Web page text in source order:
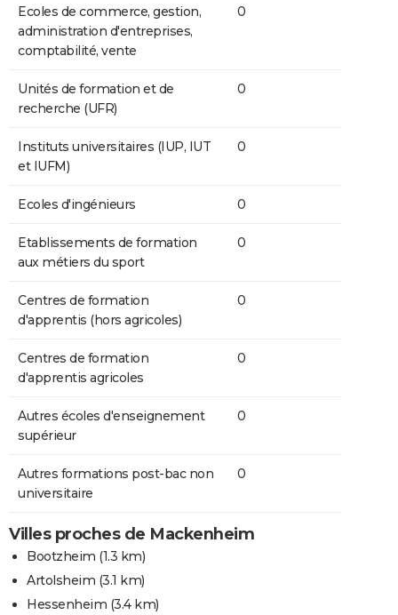
Ecoles de commerce, gestion,
administration d'entreprises,
comptabilité, vente
0
Unités de formation et de
recherche (UFR)
0
Instituts universitaires (IUP, IUT
et IUFM)
0
Ecoles d'ingénieurs 0
Etablissements de formation
aux métiers du sport
0
Centres de formation
d'apprentis (hors agricoles)
0
Centres de formation
d'apprentis agricoles
0
Autres écoles d'enseignement
supérieur
0
Autres formations post-bac non
universitaire
0
Villes proches de Mackenheim
Bootzheim (1.3 km)
Artolsheim (3.1 km)
Hessenheim (3.4 km)